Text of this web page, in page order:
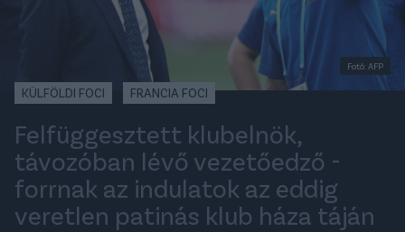
Fotó: AFP
KÜLFÖLDI FOCI FRANCIA FOCI
Felfüggesztett klubelnök,
távozóban lévő vezetőedző -
forrnak az indulatok az eddig
veretlen patinás klub háza táján